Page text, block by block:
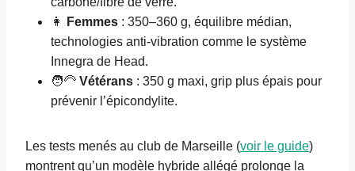
👩
Femmes : 350–360 g, équilibre médian,
technologies anti-vibration comme le système
Innegra de Head.
🧑‍🦳 Vétérans : 350 g maxi, grip plus épais pour
prévenir l’épicondylite.
Les tests menés au club de Marseille (voir le guide)
montrent qu’un modèle hybride allégé prolonge la